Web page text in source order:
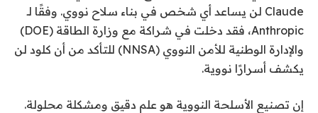
Claude لن يساعد أي شخص في بناء سلاح نووي. وفقًا لـ
Anthropic، فقد دخلت في شراكة مع وزارة الطاقة (DOE)
والإدارة الوطنية للأمن النووي (NNSA) للتأكد من أن كلود لن
يكشف أسرارًا نووية.
إن تصنيع الأسلحة النووية هو علم دقيق ومشكلة محلولة.